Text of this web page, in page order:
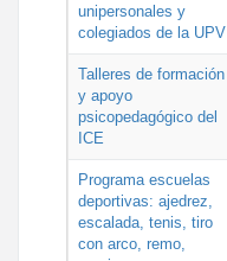
unipersonales y
colegiados de la UPV
Talleres de formación
y apoyo
psicopedagógico del
ICE
Programa escuelas
deportivas: ajedrez,
escalada, tenis, tiro
con arco, remo,